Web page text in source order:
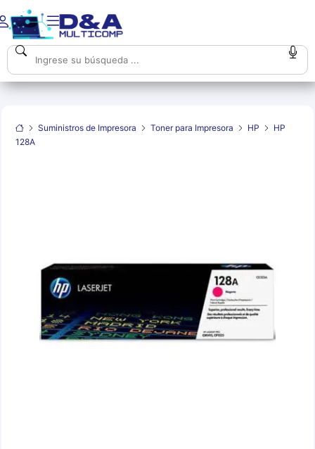
Suministros de Impresora Toner para Impresora HP
HP
128A